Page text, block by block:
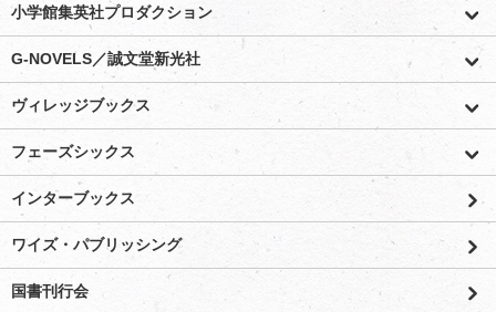
小学館集英社プロダクション
G-NOVELS／誠文堂新光社
ヴィレッジブックス
フェーズシックス
インターブックス
ワイズ・パブリッシング
国書刊行会